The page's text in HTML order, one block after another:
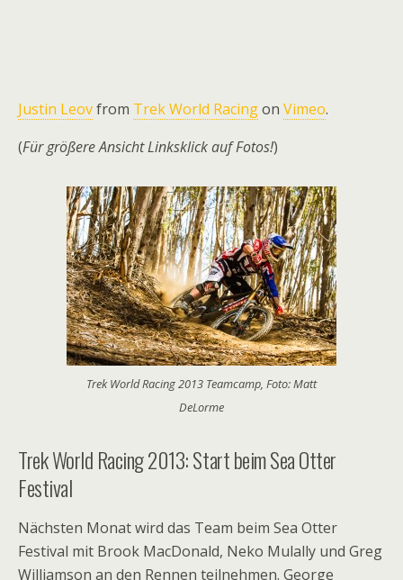
Justin Leovfrom Trek World Racingon Vimeo.
(Für größere Ansicht Linksklick auf Fotos!)
Trek World Racing 2013 Teamcamp, Foto: Matt
DeLorme
Trek World Racing 2013: Start beim Sea Otter
Festival
Nächsten Monat wird das Team beim Sea Otter
Festival mit Brook MacDonald, Neko Mulally und Greg
Williamson an den Rennen teilnehmen. George